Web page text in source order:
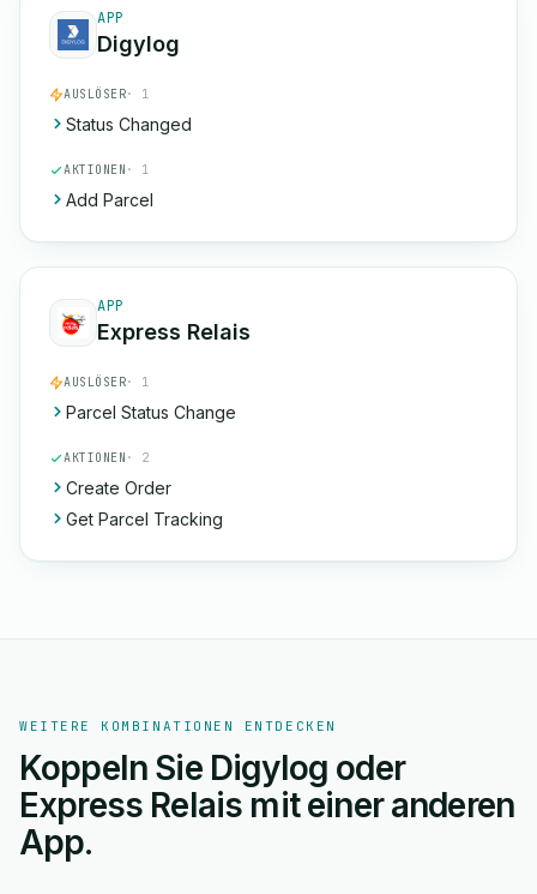
APP
Digylog
AUSLÖSER· 1
Status Changed
AKTIONEN · 1
Add Parcel
APP
Express Relais
AUSLÖSER· 1
Parcel Status Change
AKTIONEN · 2
Create Order
Get Parcel Tracking
WEITERE KOMBINATIONEN ENTDECKEN
Koppeln Sie Digylog oder
Express Relais mit einer anderen
App.